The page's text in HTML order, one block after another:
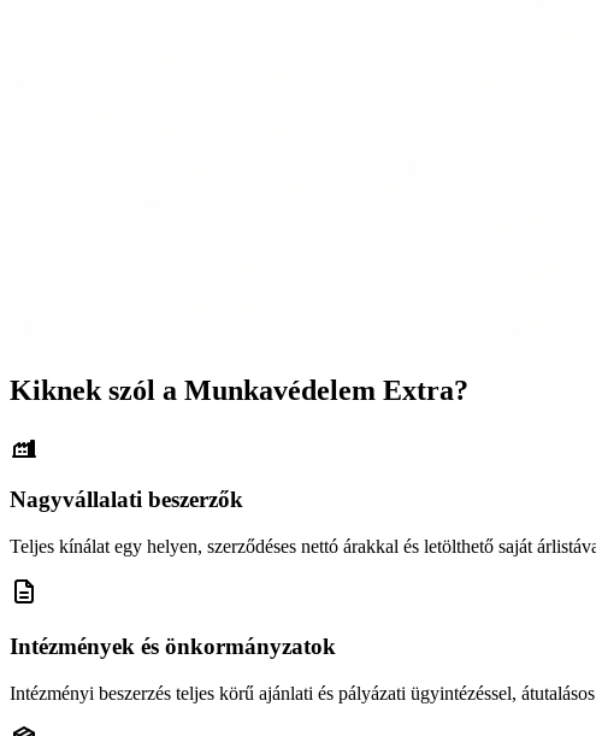
Kiknek szól a Munkavédelem Extra?
Nagyvállalati beszerzők
Teljes kínálat egy helyen, szerződéses nettó árakkal és letölthető saját
Intézmények és önkormányzatok
Intézményi beszerzés teljes körű ajánlati és pályázati ügyintézéssel,